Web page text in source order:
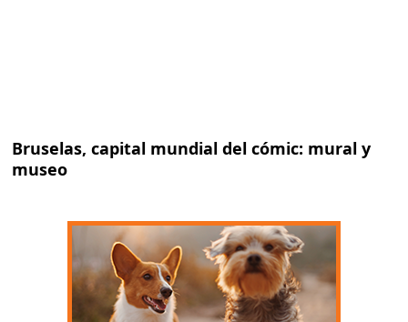
Bruselas, capital mundial del cómic: mural y
museo